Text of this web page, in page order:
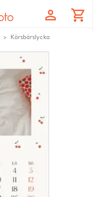
profile shopping_cart
Körsbärslycka